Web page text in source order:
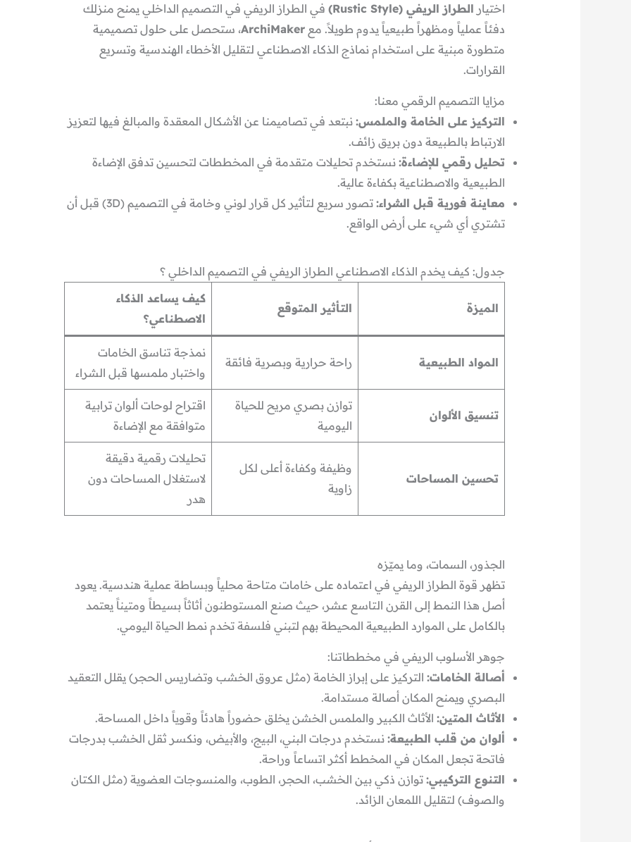
اختيار الطراز الريفي (Rustic Style)
في الطراز الريفي في التصميم الداخلي يمنح منزلك
دفئاً عملياً ومظهراً طبيعياً يدوم طويلاً. مع ArchiMaker، ستحصل على حلول تصميمية
متطورة مبنية على استخدام نماذج الذكاء الاصطناعي لتقليل الأخطاء الهندسية وتسريع
القرارات.
مزايا التصميم الرقمي معنا:
التركيز على الخامة والملمس:نبتعد في تصاميمنا عن الأشكال المعقدة والمبالغ فيها لتعزيز
الارتباط بالطبيعة دون بريق زائف.
تحليل رقمي للإضاءة:نستخدم تحليلات متقدمة في المخططات لتحسين تدفق الإضاءة
الطبيعية والاصطناعية بكفاءة عالية.
معاينة فورية قبل الشراء:
تصور سريع لتأثير كل قرار لوني وخامة في التصميم (3D) قبل أن
تشتري أي شيء على أرض الواقع.
جدول: كيف يخدم الذكاء الاصطناعي الطراز الريفي في التصميم الداخلي ؟
الميزة التأثير المتوقع
كيف يساعد الذكاء
الاصطناعي؟
المواد الطبيعية راحة حرارية وبصرية فائقة
نمذجة تناسق الخامات
واختبار ملمسها قبل الشراء
تنسيق الألوان
توازن بصري مريح للحياة
اليومية
اقتراح لوحات ألوان ترابية
متوافقة مع الإضاءة
تحسين المساحات
وظيفة وكفاءة أعلى لكل
زاوية
تحليلات رقمية دقيقة
لاستغلال المساحات دون
هدر
الجذور، السمات، وما يميّزه
تظهر قوة الطراز الريفي في اعتماده على خامات متاحة محلياً وبساطة عملية هندسية. يعود
أصل هذا النمط إلى القرن التاسع عشر، حيث صنع المستوطنون أثاثاً بسيطاً ومتيناً يعتمد
بالكامل على الموارد الطبيعية المحيطة بهم لتبني فلسفة تخدم نمط الحياة اليومي.
جوهر الأسلوب الريفي في مخططاتنا:
أصالة الخامات:التركيز على إبراز الخامة (مثل عروق الخشب وتضاريس الحجر) يقلل التعقيد
البصري ويمنح المكان أصالة مستدامة.
الأثاث المتين:الأثاث الكبير والملمس الخشن يخلق حضوراً هادئاً وقوياً داخل المساحة.
ألوان من قلب الطبيعة:نستخدم درجات البني، البيج، والأبيض، ونكسر ثقل الخشب بدرجات
فاتحة تجعل المكان في المخطط أكثر اتساعاً وراحة.
التنوع التركيبي:توازن ذكي بين الخشب، الحجر، الطوب، والمنسوجات العضوية (مثل الكتان
والصوف) لتقليل اللمعان الزائد.